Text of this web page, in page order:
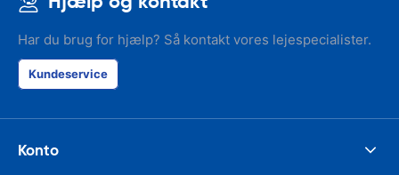
Har du brug for hjælp? Så kontakt vores lejespecialister.
Kundeservice
Konto